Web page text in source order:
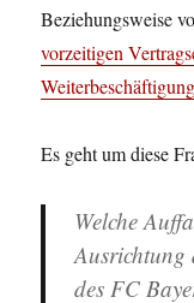
Beziehungsweise
vorzeitigen
Es geht um diese
Welche
Ausrichtung
des FC